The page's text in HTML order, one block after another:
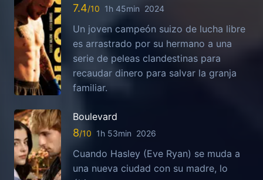
7.4 1h 45min 2024
Un joven campeón suizo de lucha libre
es arrastrado por su hermano a una
serie de peleas clandestinas para
recaudar dinero para salvar la granja
familiar.
Boulevard
8 1h 53min 2026
Cuando Hasley (Eve Ryan) se muda a
una nueva ciudad con su madre, lo